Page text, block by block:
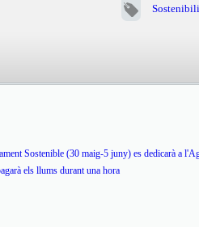
Sostenible (30 maig-5 juny) es dedicarà a
els llums durant una hora